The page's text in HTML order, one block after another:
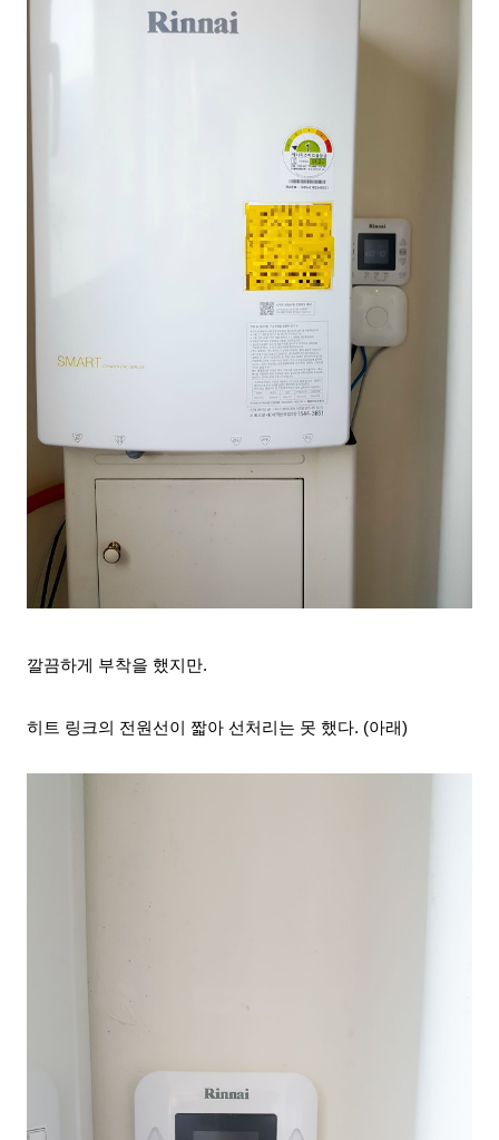
깔끔하게 부착을 했지만.
히트 링크의 전원선이 짧아 선처리는 못 했다. (아래)